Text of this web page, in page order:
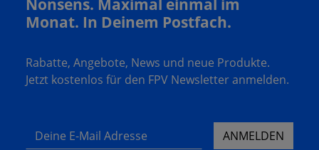
Nonsens. Maximal einmal im
Monat. In Deinem Postfach.
Rabatte, Angebote, News und neue Produkte.
Jetzt kostenlos für den FPV Newsletter anmelden.
Deine E-Mail Adresse ANMELDEN